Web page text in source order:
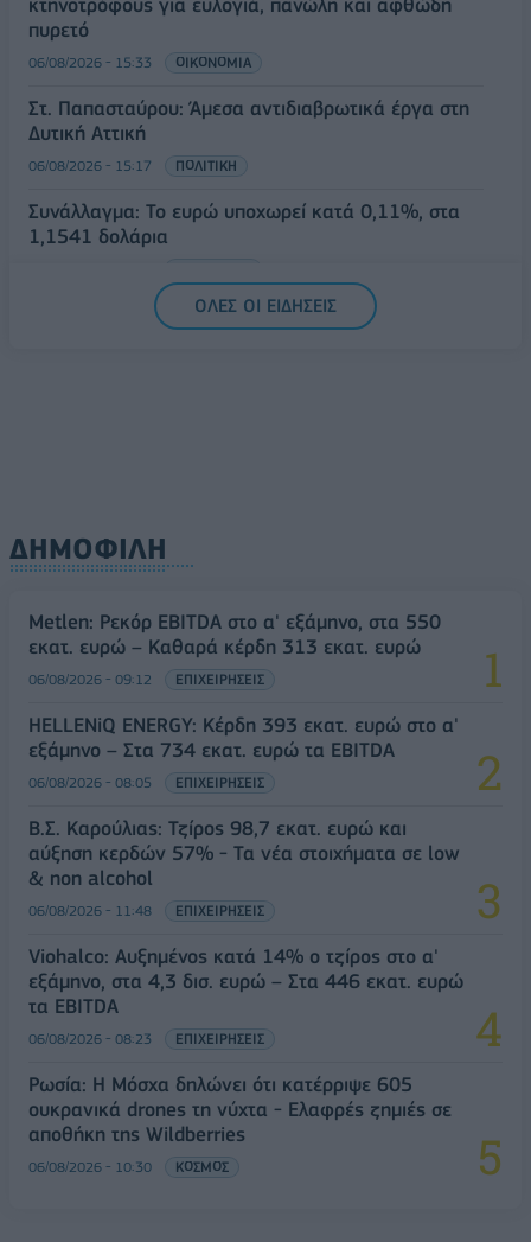
κτηνοτρόφους για ευλογιά, πανώλη και αφθώδη
πυρετό
06/08/2026 - 15:33 ΟΙΚΟΝΟΜΙΑ
Στ. Παπασταύρου: Άμεσα αντιδιαβρωτικά έργα στη
Δυτική Αττική
06/08/2026 - 15:17 ΠΟΛΙΤΙΚΗ
Συνάλλαγμα: Το ευρώ υποχωρεί κατά 0,11%, στα
1,1541 δολάρια
ΟΛΕΣ ΟΙ ΕΙΔΗΣΕΙΣ
ΔΗΜΟΦΙΛΗ
Metlen: Ρεκόρ EBITDA στο α' εξάμηνο, στα 550
εκατ. ευρώ – Καθαρά κέρδη 313 εκατ. ευρώ
06/08/2026 - 09:12 ΕΠΙΧΕΙΡΗΣΕΙΣ
HELLENiQ ENERGY: Κέρδη 393 εκατ. ευρώ στο α'
εξάμηνο – Στα 734 εκατ. ευρώ τα EBITDA
06/08/2026 - 08:05 ΕΠΙΧΕΙΡΗΣΕΙΣ
Β.Σ. Καρούλιας: Τζίρος 98,7 εκατ. ευρώ και
αύξηση κερδών 57% - Τα νέα στοιχήματα σε low
& non alcohol
06/08/2026 - 11:48 ΕΠΙΧΕΙΡΗΣΕΙΣ
Viohalco: Αυξημένος κατά 14% ο τζίρος στο α'
εξάμηνο, στα 4,3 δισ. ευρώ – Στα 446 εκατ. ευρώ
τα EBITDA
06/08/2026 - 08:23 ΕΠΙΧΕΙΡΗΣΕΙΣ
Ρωσία: Η Μόσχα δηλώνει ότι κατέρριψε 605
ουκρανικά drones τη νύχτα - Ελαφρές ζημιές σε
αποθήκη της Wildberries
06/08/2026 - 10:30 ΚΟΣΜΟΣ